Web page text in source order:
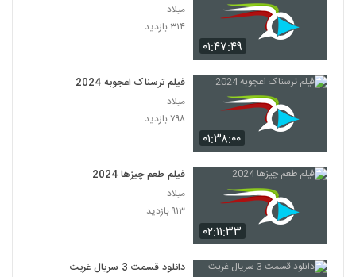
۰۱:۴۷:۴۹
میلاد
۳۱۴ بازدید
۰۱:۳۸:۰۰
فیلم ترسناک اعجوبه 2024
میلاد
۷۹۸ بازدید
۰۲:۱۱:۳۳
فیلم طعم چیزها 2024
میلاد
۹۱۳ بازدید
دانلود قسمت 3 سریال غربت